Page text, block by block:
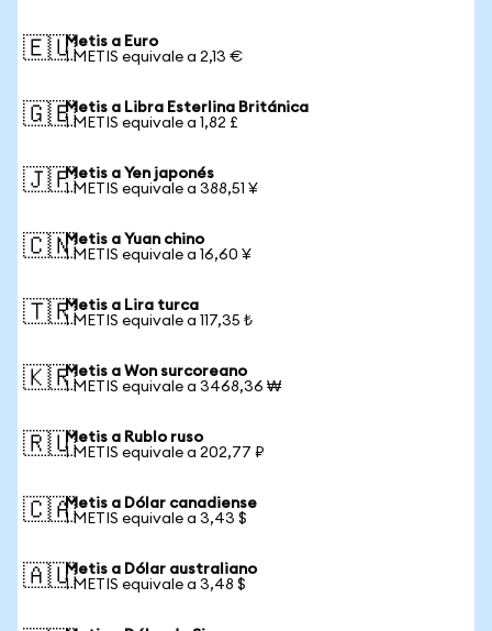
🇪🇺Metis a Euro
1 METIS equivale a 2,13 €
🇬🇧Metis a Libra Esterlina Británica
1 METIS equivale a 1,82 £
🇯🇵Metis a Yen japonés
1 METIS equivale a 388,51 ¥
🇨🇳Metis a Yuan chino
1 METIS equivale a 16,60 ¥
🇹🇷Metis a Lira turca
1 METIS equivale a 117,35 ₺
🇰🇷Metis a Won surcoreano
1 METIS equivale a 3468,36 ₩
🇷🇺Metis a Rublo ruso
1 METIS equivale a 202,77 ₽
🇨🇦Metis a Dólar canadiense
1 METIS equivale a 3,43 $
🇦🇺Metis a Dólar australiano
1 METIS equivale a 3,48 $